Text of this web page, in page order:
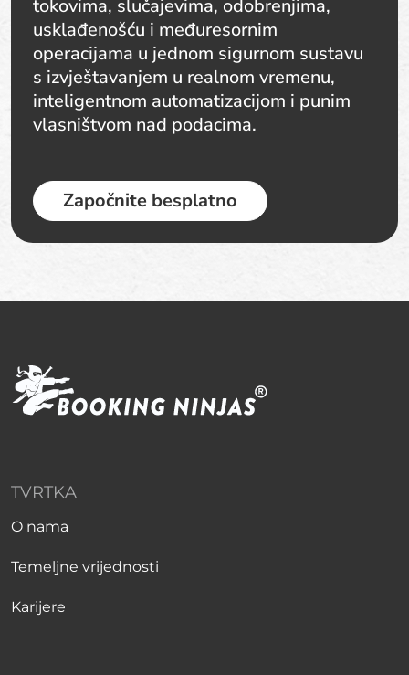
tokovima, slučajevima, odobrenjima,
usklađenošću i međuresornim
operacijama u jednom sigurnom sustavu
s izvještavanjem u realnom vremenu,
inteligentnom automatizacijom i punim
vlasništvom nad podacima.
Započnite besplatno
TVRTKA
O nama
Temeljne vrijednosti
Karijere